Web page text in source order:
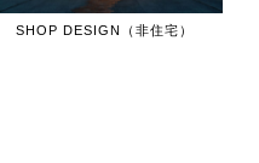
SHOP DESIGN（非住宅）